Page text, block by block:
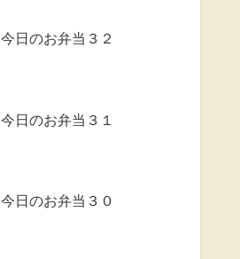
今日のお弁当３２
今日のお弁当３１
今日のお弁当３０